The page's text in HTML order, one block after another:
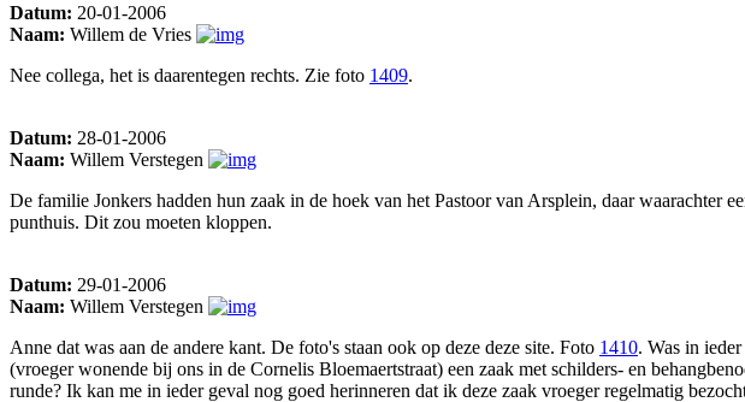
Datum: 20-01-2006
Naam: Willem de Vries
Nee collega, het is daarentegen rechts. Zie foto 1409.
Datum: 28-01-2006
Naam: Willem Verstegen
De familie Jonkers hadden hun zaak in de hoek van het Pastoor van Arsplein, daar waarachter
punthuis. Dit zou moeten kloppen.
Datum: 29-01-2006
Naam: Willem Verstegen
Anne dat was aan de andere kant. De foto's staan ook op deze deze site. Foto 1410. Was in
(vroeger wonende bij ons in de Cornelis Bloemaertstraat) een zaak met schilders- en
runde? Ik kan me in ieder geval nog goed herinneren dat ik deze zaak vroeger regelmatig